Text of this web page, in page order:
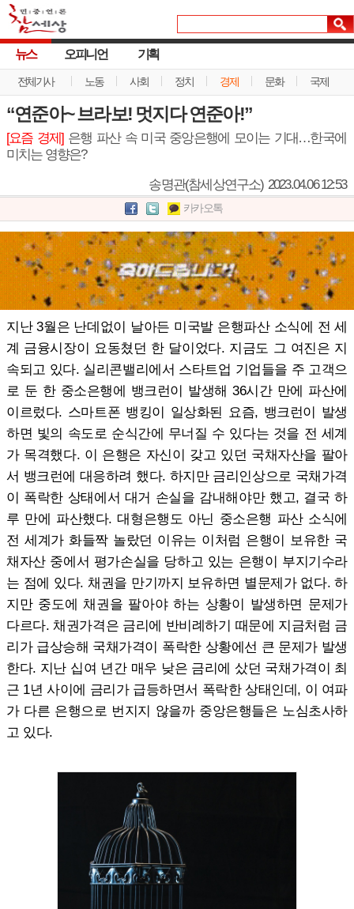
뉴스
전체기사 노동 사회 정치 경제 문화 국제
오피니언 기획
“연준아~ 브라보! 멋지다 연준아!”
[요즘 경제]은행 파산 속 미국 중앙은행에 모이는 기대…한국에
미치는 영향은?
송명관(참세상연구소) 2023.04.06 12:53
카카오톡
지난 3월은 난데없이 날아든 미국발 은행파산 소식에 전 세
계 금융시장이 요동쳤던 한 달이었다. 지금도 그 여진은 지
속되고 있다. 실리콘밸리에서 스타트업 기업들을 주 고객으
로 둔 한 중소은행에 뱅크런이 발생해 36시간 만에 파산에
이르렀다. 스마트폰 뱅킹이 일상화된 요즘, 뱅크런이 발생
하면 빛의 속도로 순식간에 무너질 수 있다는 것을 전 세계
가 목격했다. 이 은행은 자신이 갖고 있던 국채자산을 팔아
서 뱅크런에 대응하려 했다. 하지만 금리인상으로 국채가격
이 폭락한 상태에서 대거 손실을 감내해야만 했고, 결국 하
루 만에 파산했다. 대형은행도 아닌 중소은행 파산 소식에
전 세계가 화들짝 놀랐던 이유는 이처럼 은행이 보유한 국
채자산 중에서 평가손실을 당하고 있는 은행이 부지기수라
는 점에 있다. 채권을 만기까지 보유하면 별문제가 없다. 하
지만 중도에 채권을 팔아야 하는 상황이 발생하면 문제가
다르다. 채권가격은 금리에 반비례하기 때문에 지금처럼 금
리가 급상승해 국채가격이 폭락한 상황에선 큰 문제가 발생
한다. 지난 십여 년간 매우 낮은 금리에 샀던 국채가격이 최
근 1년 사이에 금리가 급등하면서 폭락한 상태인데, 이 여파
가 다른 은행으로 번지지 않을까 중앙은행들은 노심초사하
고 있다.